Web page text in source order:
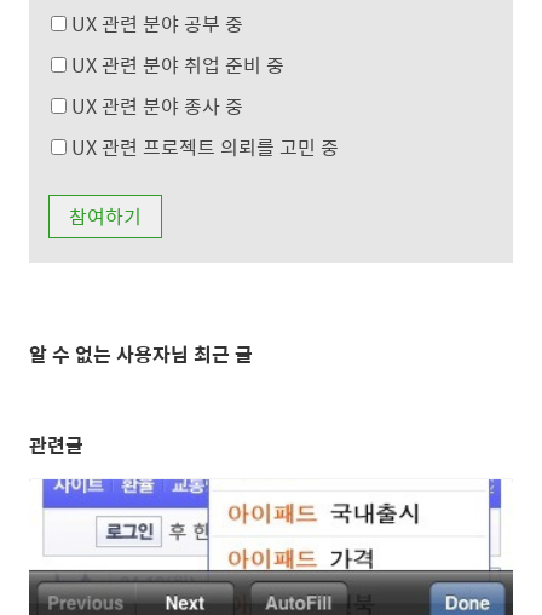
UX 관련 분야 공부 중
UX 관련 분야 취업 준비 중
UX 관련 분야 종사 중
UX 관련 프로젝트 의뢰를 고민 중
알 수 없는 사용자님 최근 글
관련글